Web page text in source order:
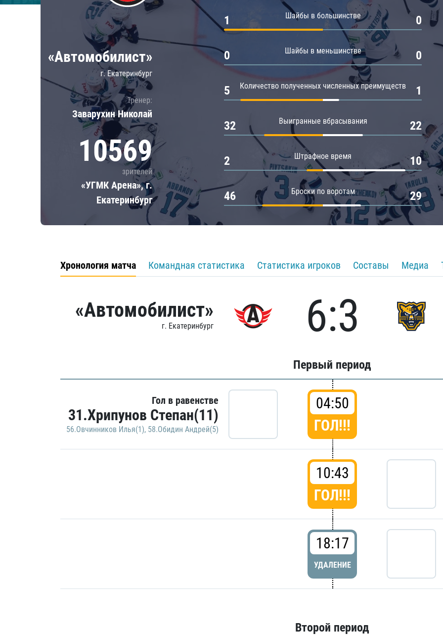
Локомотив
ЦСКА
Шанхайские Драконы
«Автомобилист»
г. Екатеринбург
Тренер:
Заварухин Николай
10569
зрителей
«УГМК Арена», г.
Екатеринбург
Шайбы в большинстве
1 0
Шайбы в меньшинстве
0 0
Количество полученных численных преимуществ
5 1
Выигранные вбрасывания
32 22
Штрафное время
2 10
Броски по воротам
46 29
Хронология матча Командная статистика Статистика игроков Составы Медиа
«Автомобилист»
г. Екатеринбург 6:3
Первый период
Гол в равенстве
31.Хрипунов Степан(11)
56.Овчинников Илья(1), 58.Обидин Андрей(5)
04:50
ГОЛ!!!
10:43
ГОЛ!!!
18:17
УДАЛЕНИЕ
Второй период